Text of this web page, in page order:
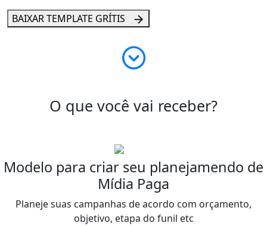
BAIXAR TEMPLATE GRÍTIS
O que você vai receber?
Modelo para criar seu planejamendo de
Mídia Paga
Planeje suas campanhas de acordo com orçamento,
objetivo, etapa do funil etc